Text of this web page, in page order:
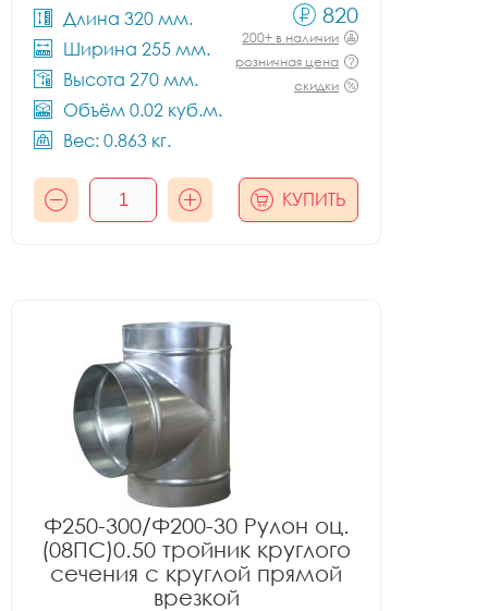
Длина 320 мм.
Ширина 255 мм.
Высота 270 мм.
Объём 0.02 куб.м.
Вес: 0.863 кг.
820
200+ в наличии
розничная цена
скидки
КУПИТЬ
Ф250-300/Ф200-30 Рулон оц.
(08ПС)0.50 тройник круглого
сечения с круглой прямой
врезкой